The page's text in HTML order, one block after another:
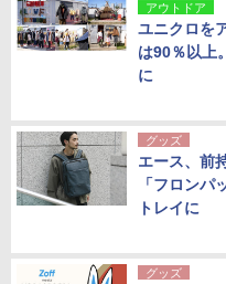
アウトドア
ユニクロを
は90％以上
に
グッズ
エース、前
「フロンパ
トレイに
グッズ